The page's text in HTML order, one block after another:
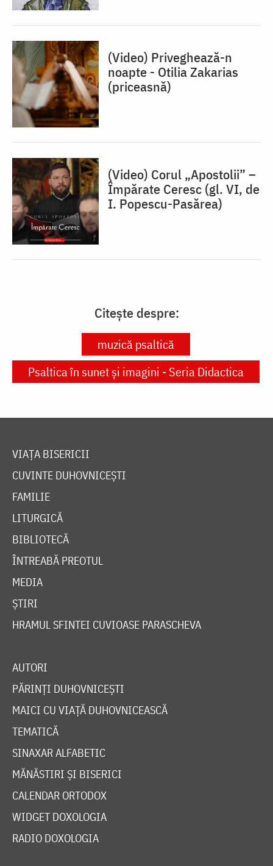
(Video) Priveghează-n
noapte - Otilia Zakarias
(priceasnă)
(Video) Corul „Apostolii” –
⁠Împărate Ceresc (gl. VI, de
I. Popescu-Pasărea)
Citește despre:
muzică psaltică
Psaltica în sunet și imagini - Seria Didactica
VIAȚA BISERICII
CUVINTE DUHOVNICEȘTI
FAMILIE
LITURGICĂ
BIBLIOTECĂ
ÎNTREABĂ PREOTUL
MEDIA
ȘTIRI
HRAMUL SFINTEI CUVIOASE PARASCHEVA
AUTORI
PĂRINȚI DUHOVNICEȘTI
MAICI CU VIAȚĂ DUHOVNICEASCĂ
TEMATICĂ
SINAXAR ALFABETIC
MĂNĂSTIRI ȘI BISERICI
CALENDAR ORTODOX
WIDGET DOXOLOGIA
RADIO DOXOLOGIA